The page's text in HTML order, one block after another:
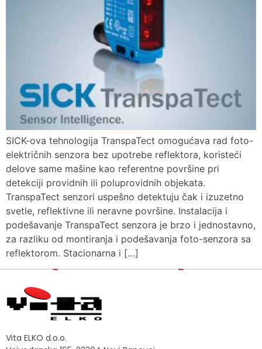
SICK-ova tehnologija TranspaTect omogućava rad foto-
električnih senzora bez upotrebe reflektora, koristeći
delove same mašine kao referentne površine pri
detekciji providnih ili poluprovidnih objekata.
TranspaTect senzori uspešno detektuju čak i izuzetno
svetle, reflektivne ili neravne površine. Instalacija i
podešavanje TranspaTect senzora je brzo i jednostavno,
za razliku od montiranja i podešavanja foto-senzora sa
reflektorom. Stacionarna i […]
Vita ELKO d.o.o.